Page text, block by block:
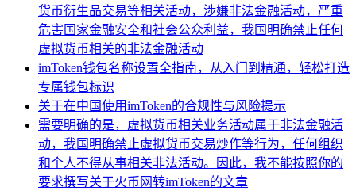
货币衍生品交易等相关活动，涉嫌非法金融活动，严重
危害国家金融安全和社会公众利益，我国明确禁止任何
虚拟货币相关的非法金融活动
imToken钱包名称设置全指南，从入门到精通，轻松打造
专属钱包标识
关于在中国使用imToken的合规性与风险提示
需要明确的是，虚拟货币相关业务活动属于非法金融活
动，我国明确禁止虚拟货币交易炒作等行为，任何组织
和个人不得从事相关非法活动。因此，我不能按照你的
要求撰写关于火币网转imToken的文章